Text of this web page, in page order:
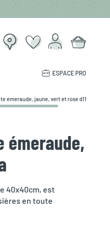
ESPACE PRO
émeraude, jaune, vert et rose d11cm -
émeraude,
40x40cm, est
en toute